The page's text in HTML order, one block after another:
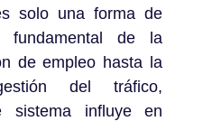
solo una forma de
fundamental de la
de empleo hasta la
del tráfico,
sistema influye en